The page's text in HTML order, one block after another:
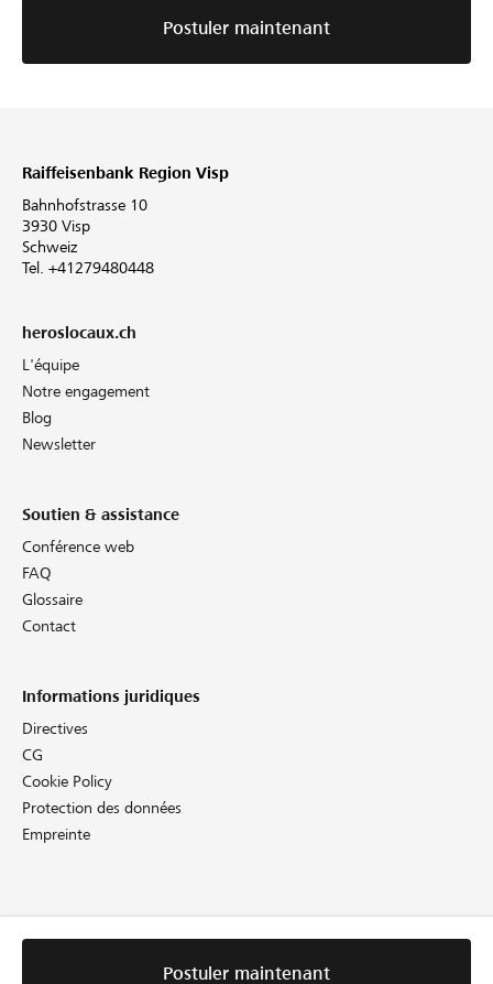
Postuler maintenant
Postuler maintenant
Raiffeisenbank Region Visp
Bahnhofstrasse 10
3930 Visp
Schweiz
Tel. +41279480448
heroslocaux.ch
L'équipe
Notre engagement
Blog
Newsletter
Soutien & assistance
Conférence web
FAQ
Glossaire
Contact
Informations juridiques
Directives
CG
Cookie Policy
Protection des données
Empreinte